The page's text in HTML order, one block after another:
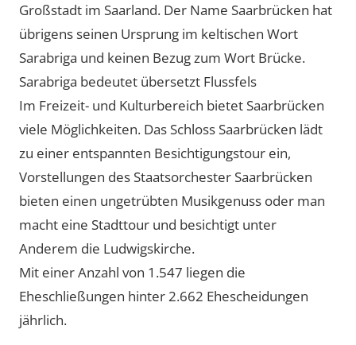
Großstadt im Saarland. Der Name Saarbrücken hat
übrigens seinen Ursprung im keltischen Wort
Sarabriga und keinen Bezug zum Wort Brücke.
Sarabriga bedeutet übersetzt Flussfels
Im Freizeit- und Kulturbereich bietet Saarbrücken
viele Möglichkeiten. Das Schloss Saarbrücken lädt
zu einer entspannten Besichtigungstour ein,
Vorstellungen des Staatsorchester Saarbrücken
bieten einen ungetrübten Musikgenuss oder man
macht eine Stadttour und besichtigt unter
Anderem die Ludwigskirche.
Mit einer Anzahl von 1.547 liegen die
Eheschließungen hinter 2.662 Ehescheidungen
jährlich.